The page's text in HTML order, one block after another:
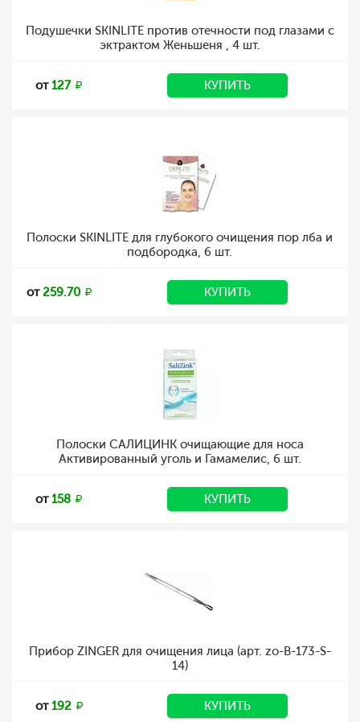
Подушечки SKINLITE против отечности под глазами с
эктрактом Женьшеня , 4 шт.
от127 КУПИТЬ
Полоски SKINLITE для глубокого очищения пор лба и
подбородка, 6 шт.
от259.70 КУПИТЬ
Полоски САЛИЦИНК очищающие для носа
Активированный уголь и Гамамелис, 6 шт.
от158 КУПИТЬ
Прибор ZINGER для очищения лица (арт. zo-B-173-S-
14)
от192 КУПИТЬ